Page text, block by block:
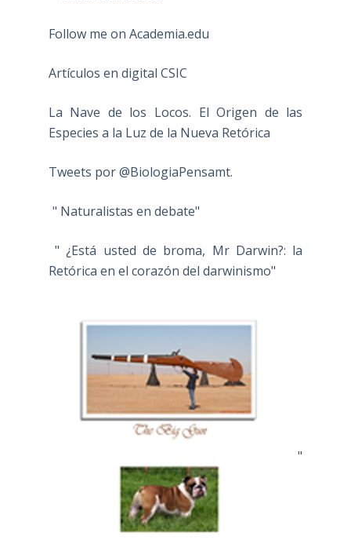
Follow me on Academia.edu
Artículos en digital CSIC
La Nave de los Locos. El Origen de las
Especies a la Luz de la Nueva Retórica
Tweets por @BiologiaPensamt.
" Naturalistas en debate"
" ¿Está usted de broma, Mr Darwin?: la
Retórica en el corazón del darwinismo"
"